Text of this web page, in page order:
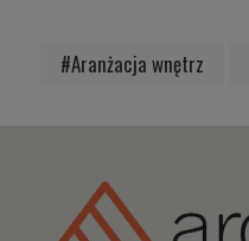
#Aranżacja wnętrz